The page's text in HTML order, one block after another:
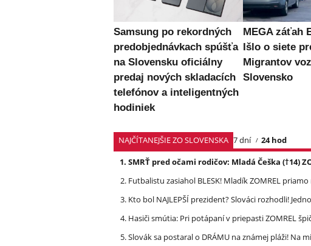
Samsung po rekordných
predobjednávkach spúšťa
na Slovensku oficiálny
predaj nových skladacích
telefónov a inteligentných
hodiniek
MEGA záťah
Išlo o siete
Migrantov
Slovensko
NAJČÍTANEJŠIE ZO SLOVENSKA 7 dní
24 hod
SMRŤ pred očami rodičov: Mladá Češka (†14)
Futbalistu zasiahol BLESK! Mladík ZOMREL
Kto bol NAJLEPŠÍ prezident? Slováci rozhodli!
Hasiči smútia: Pri potápaní v priepasti ZOMREL
Slovák sa postaral o DRÁMU na známej pláži! Na